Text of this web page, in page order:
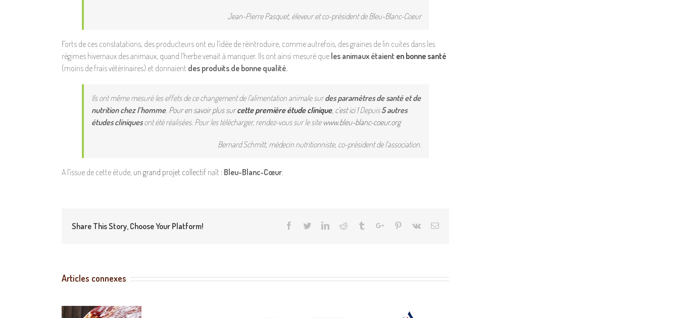
Jean-Pierre Pasquet, éleveur et co-président de Bleu-Blanc-Coeur
Forts de ces constatations, des producteurs ont eu l’idée de réintroduire, comme autrefois, des graines de lin cuites dans les
régimes hivernaux des animaux, quand l’herbe venait à manquer. Ils ont ainsi mesuré que les animaux étaient en bonne santé
(moins de frais vétérinaires) et donnaient des produits de bonne qualité.
Ils ont même mesuré les effets de ce changement de l’alimentation animale surdes paramètres de santé et de
nutrition chez l’homme. Pour en savoir plus surcette première étude clinique, c’est ici !Depuis5 autres
études cliniquesont été réalisées. Pour les télécharger, rendez-vous sur le site www.bleu-blanc-coeur.org
Bernard Schmitt, médecin nutritionniste, co-président de l’association.
A l’issue de cette étude, un grand projet collectif naît : Bleu-Blanc-Cœur.
Share This Story, Choose Your Platform! Facebook
TwitterLinkedinReddit TumblrGoogle+Pinterest
Vk Email
Articles connexes